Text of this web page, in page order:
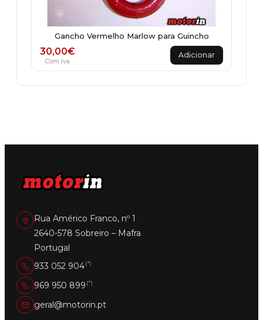
Gancho Vermelho Marlow para Guincho
30,00€
Com Iva
Adicionar
Rua Américo Franco, nº 1
2640-578 Sobreiro – Mafra
Portugal
933 052 904(*)
969 950 899 (*)
geral@motorin.pt